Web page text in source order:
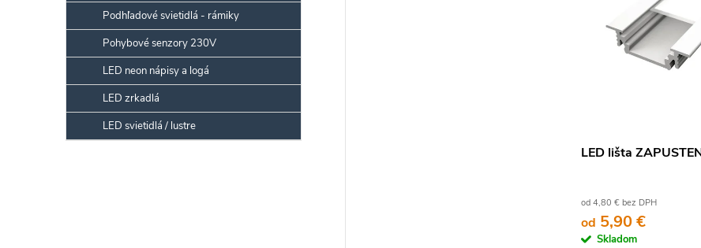
Podhľadové svietidlá - rámiky
Pohybové senzory 230V
LED neon nápisy a logá
LED zrkadlá
LED svietidlá / lustre
LED lišta
od 4,80 € bez DPH
od 5,90 €
Skladom